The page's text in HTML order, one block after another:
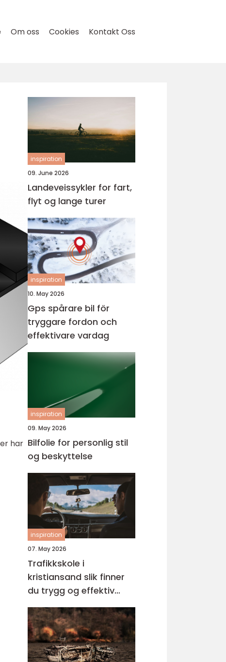
Om oss Cookies Kontakt Oss
har
inspiration
09. June 2026
Landeveissykler for fart,
flyt og lange turer
inspiration
10. May 2026
Gps spårare bil för
tryggare fordon och
effektivare vardag
inspiration
09. May 2026
Bilfolie for personlig stil
og beskyttelse
inspiration
07. May 2026
Trafikkskole i
kristiansand slik finner
du trygg og effektiv
opplæring